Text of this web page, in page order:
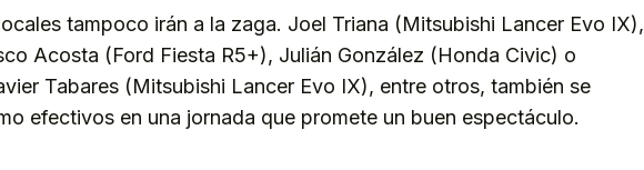
tampoco irán a la zaga. Joel Triana (Mitsubishi Lancer Evo IX),
Acosta (Ford Fiesta R5+), Julián González (Honda Civic) o
Tabares (Mitsubishi Lancer Evo IX), entre otros, también se
efectivos en una jornada que promete un buen espectáculo.